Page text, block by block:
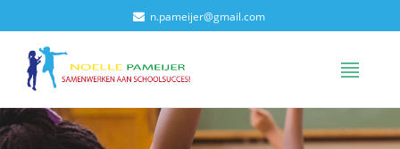
n.pameijer@gmail.com